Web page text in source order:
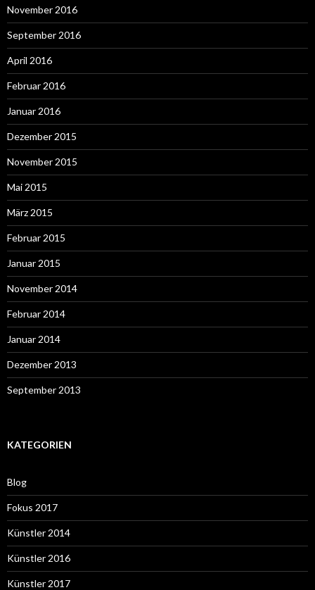
November 2016
September 2016
April 2016
Februar 2016
Januar 2016
Dezember 2015
November 2015
Mai 2015
März 2015
Februar 2015
Januar 2015
November 2014
Februar 2014
Januar 2014
Dezember 2013
September 2013
KATEGORIEN
Blog
Fokus 2017
Künstler 2014
Künstler 2016
Künstler 2017